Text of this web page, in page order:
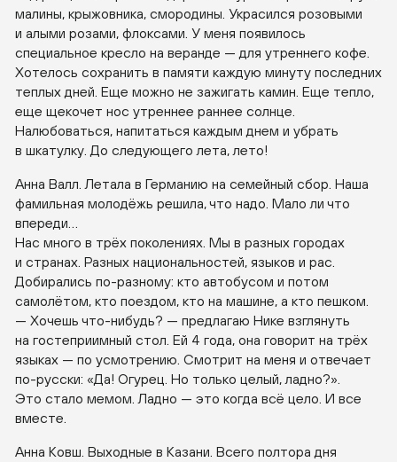
малины, крыжовника, смородины. Украсился розовыми
и алыми розами, флоксами. У меня появилось
специальное кресло на веранде — для утреннего кофе.
Хотелось сохранить в памяти каждую минуту последних
теплых дней. Еще можно не зажигать камин. Еще тепло,
еще щекочет нос утреннее раннее солнце.
Налюбоваться, напитаться каждым днем и убрать
в шкатулку. До следующего лета, лето!
Анна Валл. Летала в Германию на семейный сбор. Наша
фамильная молодёжь решила, что надо. Мало ли что
впереди…
Нас много в трёх поколениях. Мы в разных городах
и странах. Разных национальностей, языков и рас.
Добирались по-разному: кто автобусом и потом
самолётом, кто поездом, кто на машине, а кто пешком.
— Хочешь что-нибудь? — предлагаю Нике взглянуть
на гостеприимный стол. Ей 4 года, она говорит на трёх
языках — по усмотрению. Смотрит на меня и отвечает
по-русски: «Да! Огурец. Но только целый, ладно?».
Это стало мемом. Ладно — это когда всё цело. И все
вместе.
Анна Ковш. Выходные в Казани. Всего полтора дня